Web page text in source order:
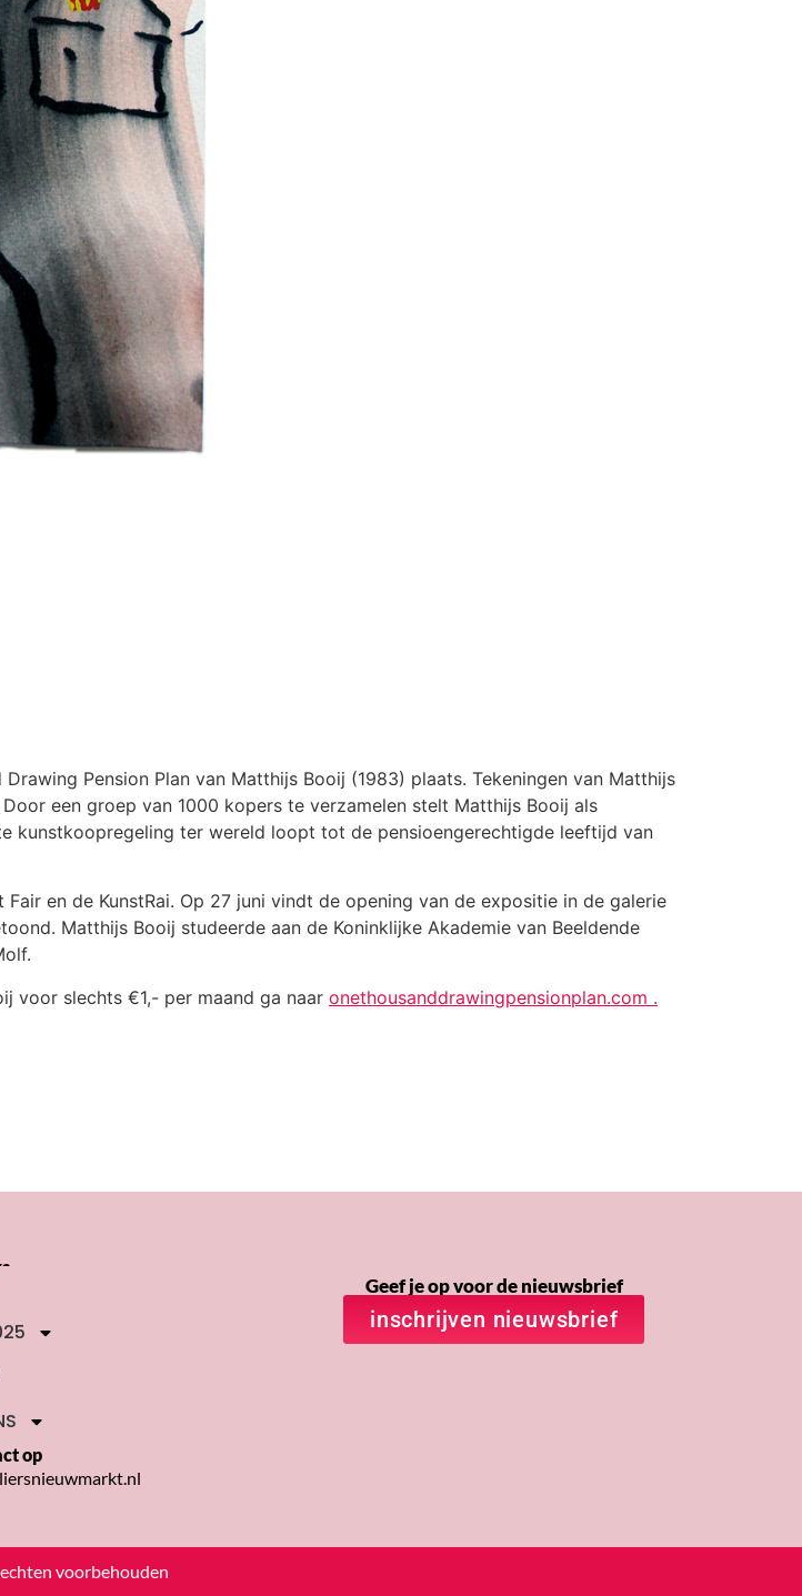
Pension Plan van Matthijs Booij (1983) plaats. Tekeningen van Matthijs
een groep van 1000 kopers te verzamelen stelt Matthijs Booij als
kunstkoopregeling ter wereld loopt tot de pensioengerechtigde leeftijd van
en de KunstRai. Op 27 juni vindt de opening van de expositie in de galerie
Matthijs Booij studeerde aan de Koninklijke Akademie van Beeldende
voor slechts €1,- per maand ga naar onethousanddrawingpensionplan.com .
op
Geef je op voor de nieuwsbrief
inschrijven nieuwsbrief
voorbehouden